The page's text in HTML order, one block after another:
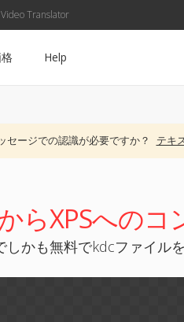
Video Translator
Help
セージでの認識が必要ですか？ テキ
らXPSへの
しかも無料でkdcファイル